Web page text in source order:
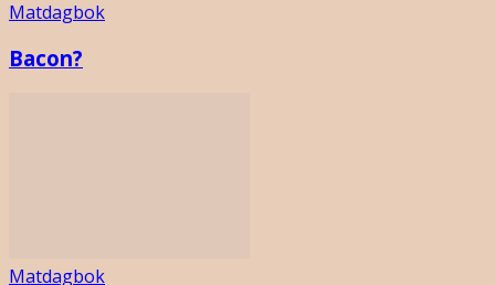
Matdagbok
Bacon?
Matdagbok